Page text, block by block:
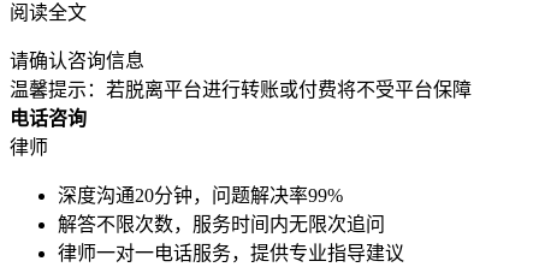
阅读全文
请确认咨询信息
温馨提示：若脱离平台进行转账或付费将不受平台保障
电话咨询
律师
深度沟通20分钟，问题解决率99%
解答不限次数，服务时间内无限次追问
律师一对一电话服务，提供专业指导建议